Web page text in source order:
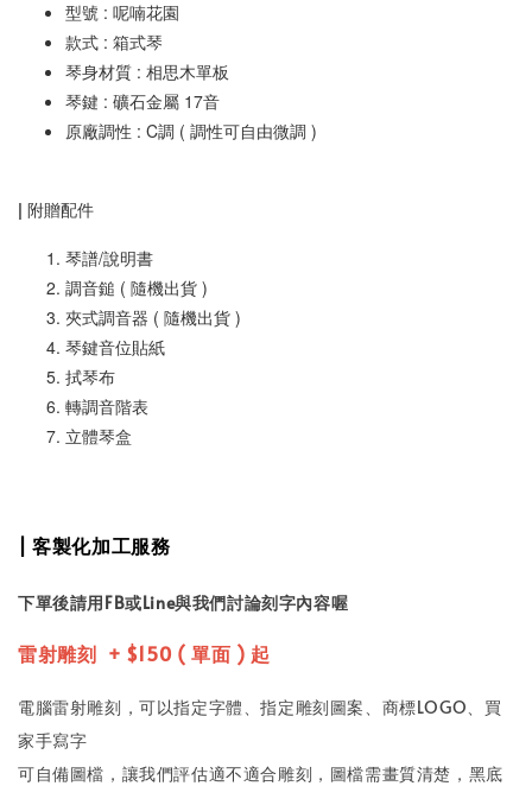
型號 : 呢喃花園
款式 : 箱式琴
琴身材質 : 相思木單板
琴鍵 : 礦石金屬 17音
原廠調性 : C調 ( 調性可自由微調 )
| 附贈配件
琴譜/說明書
調音鎚 ( 隨機出貨 )
夾式調音器 ( 隨機出貨 )
琴鍵音位貼紙
拭琴布
轉調音階表
立體琴盒
| 客製化加工服務
下單後請用FB或Line與我們討論刻字內容喔
雷射雕刻 + $150 ( 單面 ) 起
電腦雷射雕刻，可以指定字體、指定雕刻圖案、商標LOGO、買
家手寫字
可自備圖檔，讓我們評估適不適合雕刻，圖檔需畫質清楚，黑底